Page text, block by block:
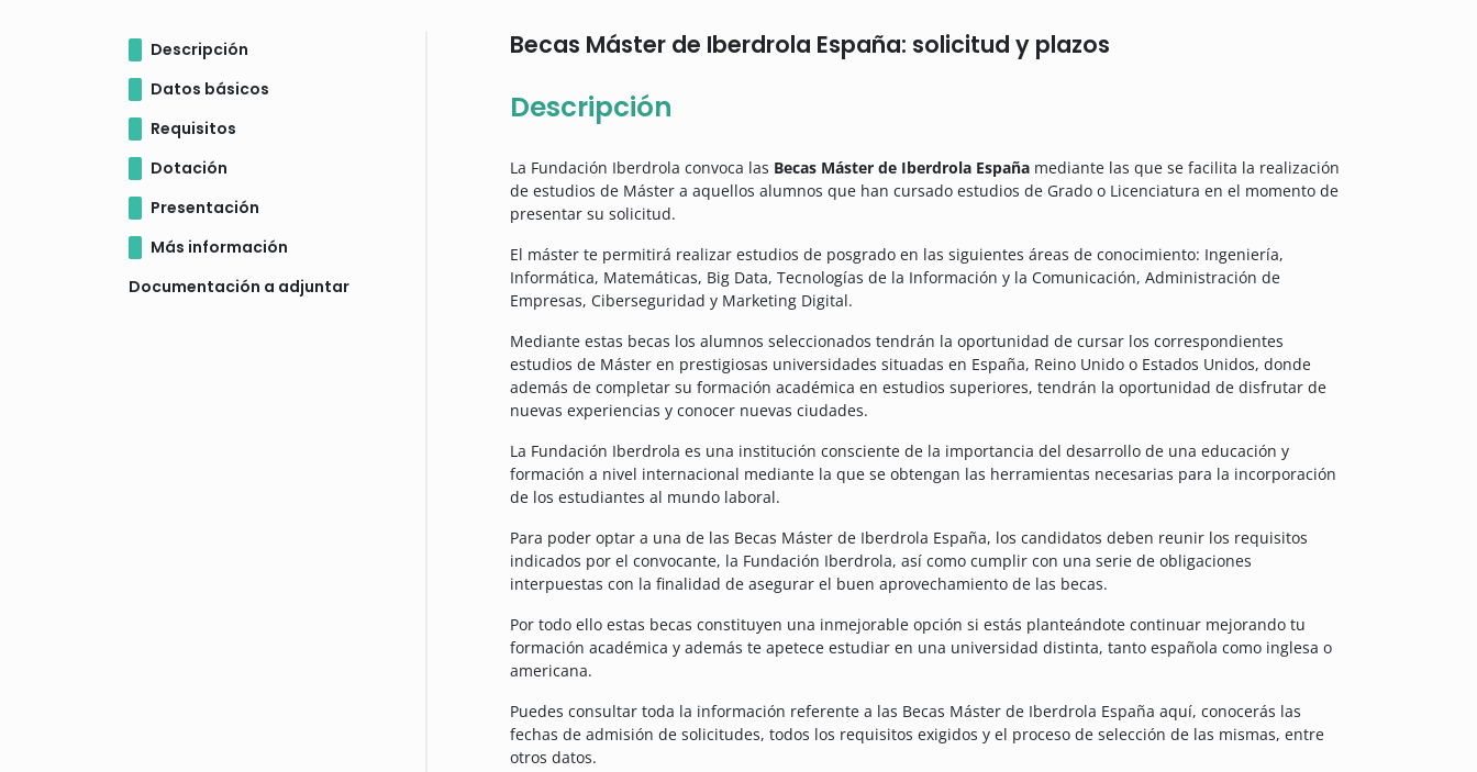
Descripción
Datos básicos
Requisitos
Dotación
Presentación
Más información
Documentación a adjuntar
Becas Máster de Iberdrola España: solicitud y plazos
Descripción
La Fundación Iberdrola convoca las Becas Máster de Iberdrola España mediante las que se facilita la realización
de estudios de Máster a aquellos alumnos que han cursado estudios de Grado o Licenciatura en el momento de
presentar su solicitud.
El máster te permitirá realizar estudios de posgrado en las siguientes áreas de conocimiento: Ingeniería,
Informática, Matemáticas, Big Data, Tecnologías de la Información y la Comunicación, Administración de
Empresas, Ciberseguridad y Marketing Digital.
Mediante estas becas los alumnos seleccionados tendrán la oportunidad de cursar los correspondientes
estudios de Máster en prestigiosas universidades situadas en España, Reino Unido o Estados Unidos, donde
además de completar su formación académica en estudios superiores, tendrán la oportunidad de disfrutar de
nuevas experiencias y conocer nuevas ciudades.
La Fundación Iberdrola es una institución consciente de la importancia del desarrollo de una educación y
formación a nivel internacional mediante la que se obtengan las herramientas necesarias para la incorporación
de los estudiantes al mundo laboral.
Para poder optar a una de las Becas Máster de Iberdrola España, los candidatos deben reunir los requisitos
indicados por el convocante, la Fundación Iberdrola, así como cumplir con una serie de obligaciones
interpuestas con la finalidad de asegurar el buen aprovechamiento de las becas.
Por todo ello estas becas constituyen una inmejorable opción si estás planteándote continuar mejorando tu
formación académica y además te apetece estudiar en una universidad distinta, tanto española como inglesa o
americana.
Puedes consultar toda la información referente a las Becas Máster de Iberdrola España aquí, conocerás las
fechas de admisión de solicitudes, todos los requisitos exigidos y el proceso de selección de las mismas, entre
otros datos.